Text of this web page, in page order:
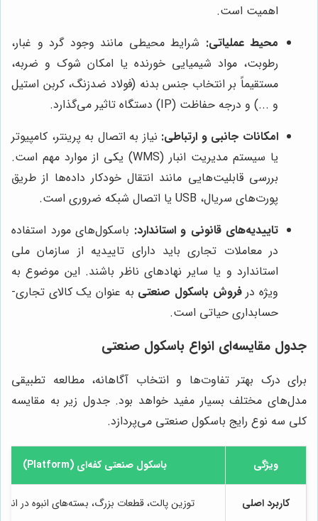
اهمیت است.
محیط عملیاتی: شرایط محیطی مانند وجود گرد و غبار،
رطوبت، مواد شیمیایی خورنده یا امکان شوک و ضربه،
مستقیماً بر انتخاب جنس بدنه (فولاد ضدزنگ، کربن استیل
و ...) و درجه حفاظت (IP) دستگاه تاثیر می‌گذارد.
امکانات جانبی و ارتباطی: نیاز به اتصال به پرینتر، کامپیوتر
یا سیستم مدیریت انبار (WMS) یکی از موارد مهم است.
بررسی قابلیت‌هایی مانند انتقال خودکار داده‌ها از طریق
پورت‌های سریال، USB یا اتصال شبکه ضروری است.
تاییدیه‌های قانونی و استاندارد: باسکول‌های مورد استفاده
در معاملات تجاری باید دارای تاییدیه از سازمان ملی
استاندارد و یا سایر نهادهای ناظر باشند. این موضوع به
ویژه درفروش باسکول صنعتی به عنوان یک کالای تجاری-
حسابداری حیاتی است.
جدول مقایسه‌ای انواع باسکول صنعتی
برای درک بهتر تفاوت‌ها و انتخاب آگاهانه، مطالعه تطبیقی
مدل‌های مختلف بسیار مفید خواهد بود. جدول زیر به مقایسه
کلی سه نوع رایج باسکول صنعتی می‌پردازد.
ویژگی باسکول صنعتی کفه‌ای (Platform)
کاربرد اصلی توزین پالت، قطعات بزرگ، بسته‌های انبوه در